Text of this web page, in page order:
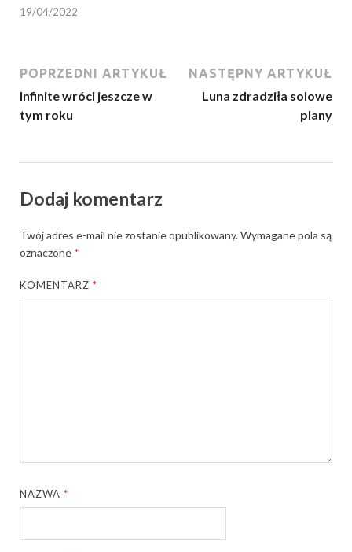
19/04/2022
POPRZEDNI ARTYKUŁ
Infinite wróci jeszcze w
tym roku
NASTĘPNY ARTYKUŁ
Luna zdradziła solowe
plany
Dodaj komentarz
Twój adres e-mail nie zostanie opublikowany.Wymagane pola są
oznaczone *
KOMENTARZ*
NAZWA*